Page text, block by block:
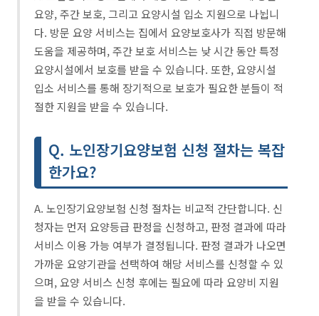
요양, 주간 보호, 그리고 요양시설 입소 지원으로 나뉩니
다. 방문 요양 서비스는 집에서 요양보호사가 직접 방문해
도움을 제공하며, 주간 보호 서비스는 낮 시간 동안 특정
요양시설에서 보호를 받을 수 있습니다. 또한, 요양시설
입소 서비스를 통해 장기적으로 보호가 필요한 분들이 적
절한 지원을 받을 수 있습니다.
Q. 노인장기요양보험 신청 절차는 복잡
한가요?
A. 노인장기요양보험 신청 절차는 비교적 간단합니다. 신
청자는 먼저 요양등급 판정을 신청하고, 판정 결과에 따라
서비스 이용 가능 여부가 결정됩니다. 판정 결과가 나오면
가까운 요양기관을 선택하여 해당 서비스를 신청할 수 있
으며, 요양 서비스 신청 후에는 필요에 따라 요양비 지원
을 받을 수 있습니다.